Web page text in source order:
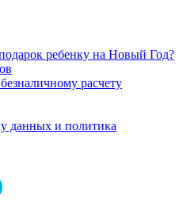
ребенку на Новый Год?
расчету
данных и политика